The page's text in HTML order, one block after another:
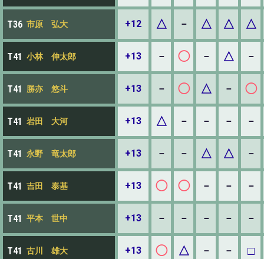
T36 市原 弘大 +12 △ － △ △ △
T41 小林 伸太郎 +13 － ◯ － △ －
T41 勝亦 悠斗 +13 － ◯ △ － ◯
T41 岩田 大河 +13 △ － － － －
T41 永野 竜太郎 +13 － － △ △ －
T41 吉田 泰基 +13 ◯ ◯ － － －
T41 平本 世中 +13 － － － － －
T41 古川 雄大 +13 ◯ △ － － □